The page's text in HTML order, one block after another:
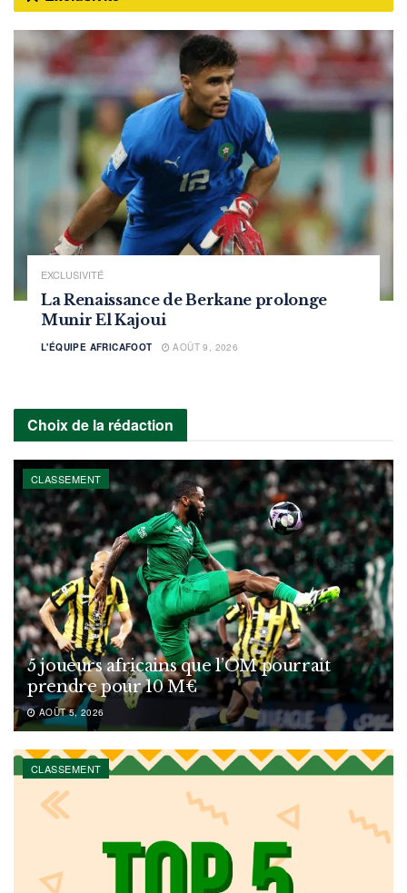
EXCLUSIVITÉ
La Renaissance de Berkane prolonge
Munir El Kajoui
L'ÉQUIPE AFRICAFOOT AOÛT 9, 2026
Choix de la rédaction
CLASSEMENT
5 joueurs africains que l’OM pourrait
prendre pour 10 M€
AOÛT 5, 2026
CLASSEMENT